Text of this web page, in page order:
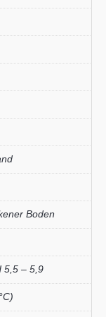
Boden
5,5 – 5,9